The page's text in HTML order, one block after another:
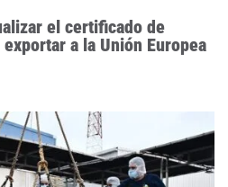
el certificado de
a la Unión Europea